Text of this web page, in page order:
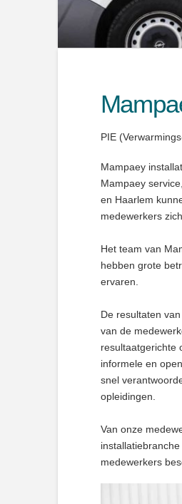
PIE
Mampaey
Mampaey
en Haarlem
medewerkers
Het team van
hebben grote
ervaren.
De resultaten
van de
resultaatgerichte
informele en
snel
opleidingen.
Van onze
medewerkers